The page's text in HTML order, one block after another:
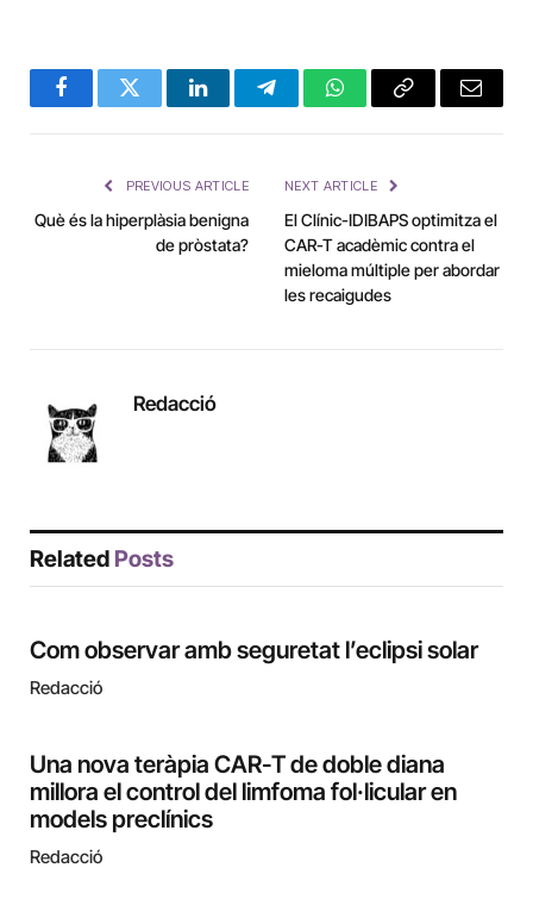
FacebookTwitter LinkedInTelegramWhatsAppCopy
Email
PREVIOUS ARTICLE
Què és la hiperplàsia benigna
de pròstata?
NEXT ARTICLE
El Clínic-IDIBAPS optimitza el
CAR-T acadèmic contra el
mieloma múltiple per abordar
les recaigudes
Redacció
Related Posts
Com observar amb seguretat l’eclipsi solar
Redacció
Una nova teràpia CAR-T de doble diana
millora el control del limfoma fol·licular en
models preclínics
Redacció